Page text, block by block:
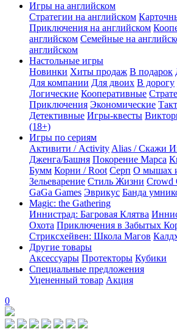
Игры на английском
Стратегии на английском
Приключения на английском
английском Семейные на
английском
Настольные игры
Новинки Хиты продаж В подарок
Для компании Для двоих В дорогу
Логические Кооперативные
Приключения Экономические
Детективные Игры-квесты
(18+)
Игры по сериям
Активити / Activity Alias / Скажи
Дженга/Башня Покорение Марса
Бумм Корни / Root Серп О мышах
Зельеварение Стиль Жизни Crowd
GaGa Games Эврикус Банда
Magic: the Gathering
Иннистрад: Багровая Клятва
Охота Приключения в Забытых
Стриксхейвен: Школа Магов
Другие товары
Аксессуары Протекторы Кубики
Специальные предложения
Уцененный товар Акция
0